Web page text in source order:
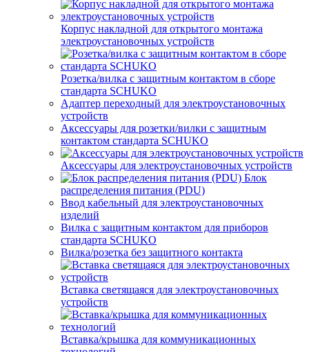
Корпус накладной для открытого монтажа
электроустановочных устройств
Розетка/вилка с защитным контактом в сборе
стандарта SCHUKO
Адаптер переходный для электроустановочных
устройств
Аксессуары для розетки/вилки с защитным
контактом стандарта SCHUKO
Аксессуары для электроустановочных устройств
Блок
распределения питания (PDU)
Ввод кабельный для электроустановочных
изделий
Вилка с защитным контактом для приборов
стандарта SCHUKO
Вилка/розетка без защитного контакта
Вставка светящаяся для электроустановочных
устройств
Вставка/крышка для коммуникационных